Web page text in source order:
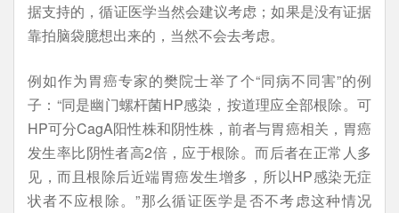
据支持的，循证医学当然会建议考虑；如果是没有证据
靠拍脑袋臆想出来的，当然不会去考虑。
例如作为胃癌专家的樊院士举了个“同病不同害”的例
子：“同是幽门螺杆菌HP感染，按道理应全部根除。可
HP可分CagA阳性株和阴性株，前者与胃癌相关，胃癌
发生率比阴性者高2倍，应于根除。而后者在正常人多
见，而且根除后近端胃癌发生增多，所以HP感染无症
状者不应根除。”那么循证医学是否不考虑这种情况